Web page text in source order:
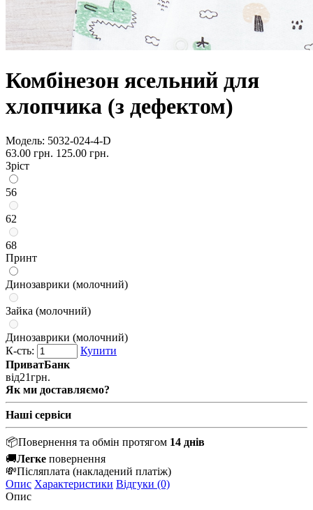
Комбінезон ясельний для
хлопчика (з дефектом)
Модель: 5032-024-4-D
63.00 грн. 125.00 грн.
Зріст
56
62
68
Принт
Динозаврики (молочний)
Зайка (молочний)
Динозаврики (молочний)
К-сть:
Купити
ПриватБанк
від21грн.
Як ми доставляємо?
Наші сервіси
📦Повернення та обмін протягом 14 днів
🚚Легке повернення
💸Післяплата (накладений платіж)
Опис Характеристики Відгуки (0)
Опис